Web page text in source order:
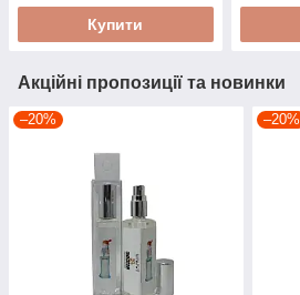
Купити
Акційні пропозиції та новинки
–20% –20%